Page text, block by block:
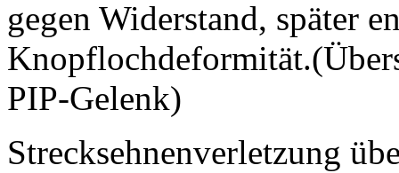
gegen Widerstand, später
PIP-Gelenk)
Strecksehnenverletzung